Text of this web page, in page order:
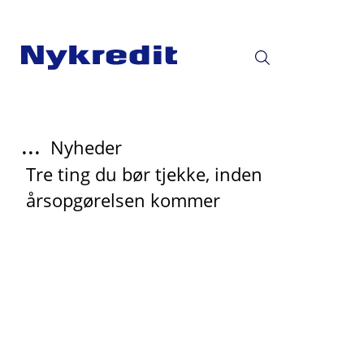
... Nyheder
Tre ting du bør tjekke, inden
årsopgørelsen kommer